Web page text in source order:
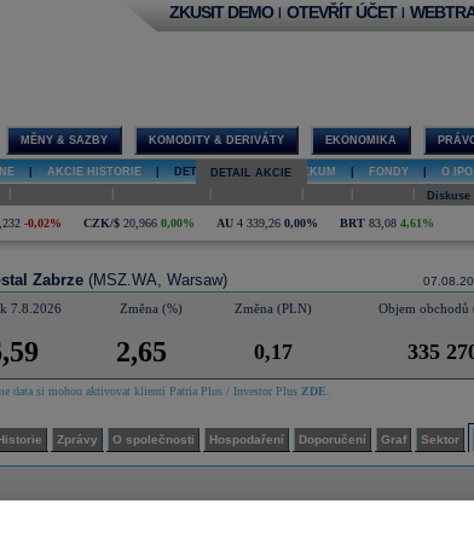
ZKUSIT DEMO | OTEVŘÍT ÚČET |
MĚNY & SAZBY KOMODITY & DERIVÁTY EKONOMIKA
AKCIE HISTORIE DETAIL AKCIE | VÝZKUM FONDY O IPO
DETAIL AKCIE
Diskuse
-0,02% CZK/$ 20,966 0,00% AU 4 339,26 0,00% BRT 83,08 4,61%
Zabrze (MSZ.WA, Warsaw)
7.8.2026 Změna (%) Změna (PLN) Objem obchodů
2,65 0,17 335
data si mohou aktivovat klienti Patria Plus / Investor Plus ZDE
Zprávy O společnosti Hospodaření Doporučení Graf Sektor